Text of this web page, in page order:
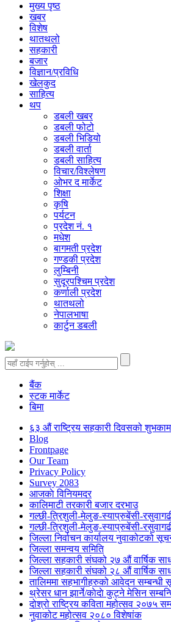
मुख्य पृष्ठ
खबर
विशेष
थातथलो
सहकारी
बजार
विज्ञान/प्रविधि
खेलकुद
साहित्य
थप
डबली खबर
डबली फोटो
डबली भिडियो
डबली वार्ता
डबली साहित्य
विचार/विश्‍लेषण
ओभर द मार्केट
शिक्षा
कृषि
पर्यटन
प्रदेश नं. १
मधेश
बागमती प्रदेश
गण्डकी प्रदेश
लुम्बिनी
सुदूरपश्चिम प्रदेश
कर्णाली प्रदेश
थातथलो
नेपालभाषा
कार्टुन डबली
बैंक
स्टक मार्केट
बिमा
६३ औं राष्ट्रिय सहकारी दिवसको
Blog
Frontpage
Our Team
Privacy Policy
Survey 2083
आजकाे विनियमदर
कालिमाटी तरकारी बजार दरभाउ
गल्छी-त्रिशुली-मेलुङ-स्याप्रुबेंसी-
गल्छी-त्रिशुली-मेलुङ-स्याप्रुबेंसी-
जिल्ला निर्वाचन कार्यालय नुवाकोटको
जिल्ला समन्वय समिति
जिल्ला सहकारी संघको २७ औं वार्षिक
जिल्ला सहकारी संघको २८ औं वार्षिक
तालिममा सहभागीहरुको आवेदन सम्बन्धी
थ्रेसर धान झार्ने/काेदाे कुट्ने मेसिन
दोश्रो राष्ट्रिय कविता महोत्सव २०७५
नुवाकोट महोत्सव २०८० विशेषांक